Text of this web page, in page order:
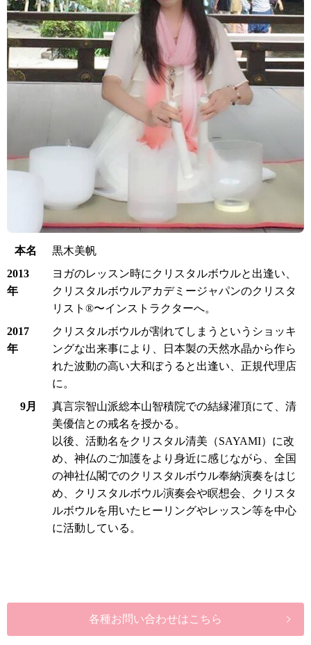
本名
黒木美帆
2013
年
ヨガのレッスン時にクリスタルボウルと出逢い、
クリスタルボウルアカデミージャパンのクリスタ
リスト®︎〜インストラクターへ。
2017
年
クリスタルボウルが割れてしまうというショッキ
ングな出来事により、日本製の天然水晶から作ら
れた波動の高い大和ぼうると出逢い、正規代理店
に。
9月
真言宗智山派総本山智積院での結縁灌頂にて、清
美優信との戒名を授かる。
以後、活動名をクリスタル清美（SAYAMI）に改
め、神仏のご加護をより身近に感じながら、全国
の神社仏閣でのクリスタルボウル奉納演奏をはじ
め、クリスタルボウル演奏会や瞑想会、クリスタ
ルボウルを用いたヒーリングやレッスン等を中心
に活動している。
各種お問い合わせはこちら